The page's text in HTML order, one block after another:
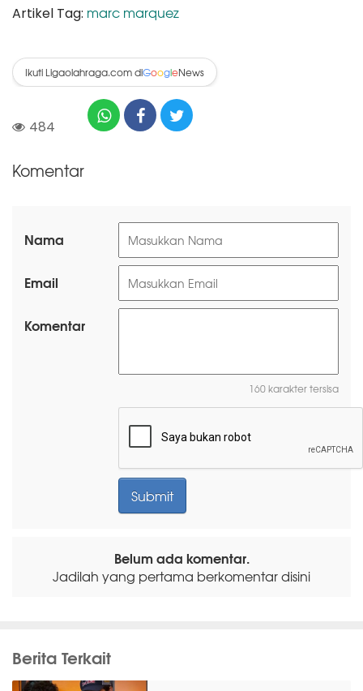
Artikel Tag: marc marquez
Ikuti Ligaolahraga.com diGoogleNews
484
Komentar
Nama
Email
Komentar
160 karakter tersisa
Belum ada komentar.
Jadilah yang pertama berkomentar disini
Berita Terkait